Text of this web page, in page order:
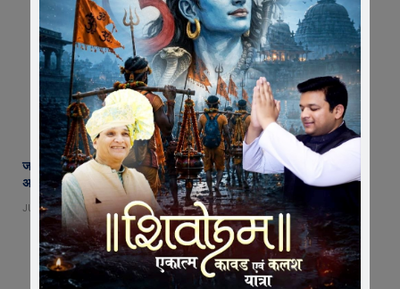
जावरा में मद्रासी थीम पर जैन सोशल ग्रुप मैत्री परिवार का भव्य आयोजन, 100 से
अधिक दंपति हुए शामिल
JUNE 29, 2026